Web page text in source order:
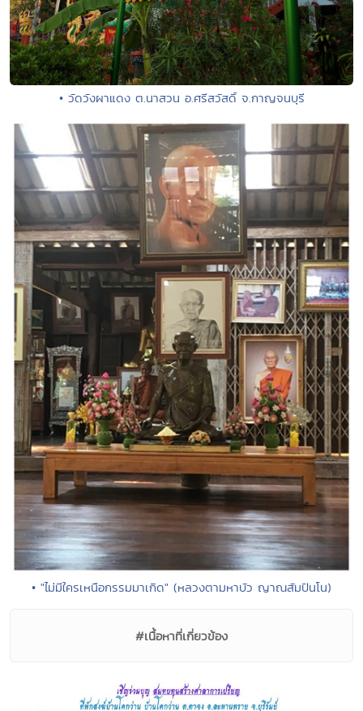
• วัดวังผาแดง ต.นาสวน อ.ศรีสวัสดิ์ จ.กาญจนบุรี
• "ไม่มีใครเหนือกรรมมาเกิด" (หลวงตามหาบัว ญาณสัมปันโน)
#เนื้อหาที่เกี่ยวข้อง